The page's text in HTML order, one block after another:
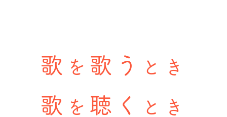
歌 を 歌う とき
歌 を 聴く とき